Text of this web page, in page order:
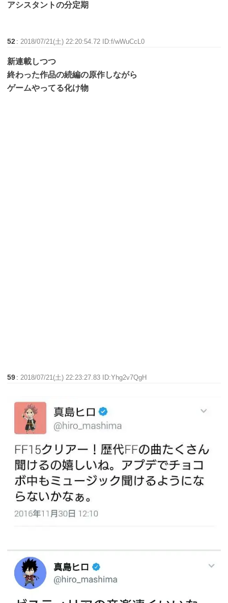
アシスタントの分定期
52 :2018/07/21(土) 22:20:54.72 ID:f/wWuCcL0
新連載しつつ
終わった作品の続編の原作しながら
ゲームやってる化け物
59 :2018/07/21(土) 22:23:27.83 ID:Yhg2v7QgH